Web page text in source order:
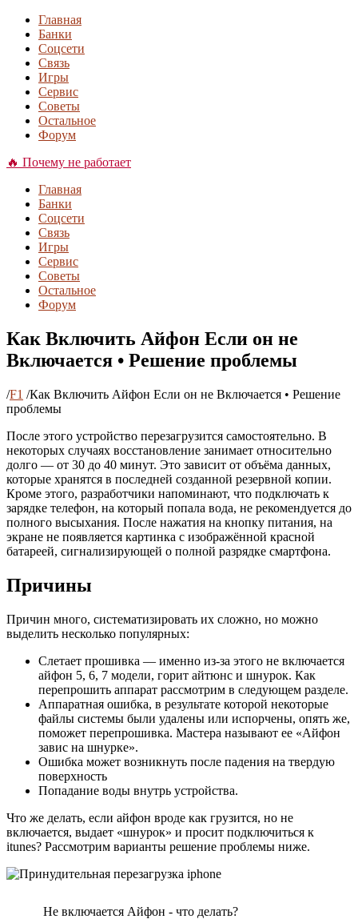
Главная
Банки
Соцсети
Связь
Игры
Сервис
Советы
Остальное
Форум
🔥 Почему не работает
Главная
Банки
Соцсети
Связь
Игры
Сервис
Советы
Остальное
Форум
Как Включить Айфон Если он не
Включается • Решение проблемы
/F1 /Как Включить Айфон Если он не Включается • Решение
проблемы
После этого устройство перезагрузится самостоятельно. В
некоторых случаях восстановление занимает относительно
долго — от 30 до 40 минут. Это зависит от объёма данных,
которые хранятся в последней созданной резервной копии.
Кроме этого, разработчики напоминают, что подключать к
зарядке телефон, на который попала вода, не рекомендуется до
полного высыхания. После нажатия на кнопку питания, на
экране не появляется картинка с изображённой красной
батареей, сигнализирующей о полной разрядке смартфона.
Причины
Причин много, систематизировать их сложно, но можно
выделить несколько популярных:
Слетает прошивка — именно из-за этого не включается
айфон 5, 6, 7 модели, горит айтюнс и шнурок. Как
перепрошить аппарат рассмотрим в следующем разделе.
Аппаратная ошибка, в результате которой некоторые
файлы системы были удалены или испорчены, опять же,
поможет перепрошивка. Мастера называют ее «Айфон
завис на шнурке».
Ошибка может возникнуть после падения на твердую
поверхность
Попадание воды внутрь устройства.
Что же делать, если айфон вроде как грузится, но не
включается, выдает «шнурок» и просит подключиться к
itunes? Рассмотрим варианты решение проблемы ниже.
Не включается Айфон - что делать?